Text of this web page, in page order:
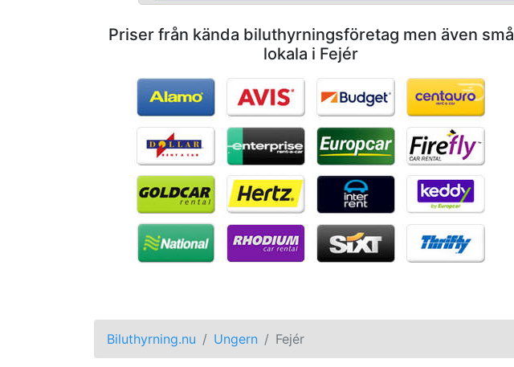
Priser från kända biluthyrningsföretag men även små
lokala i Fejér
Biluthyrning.nu Ungern Fejér